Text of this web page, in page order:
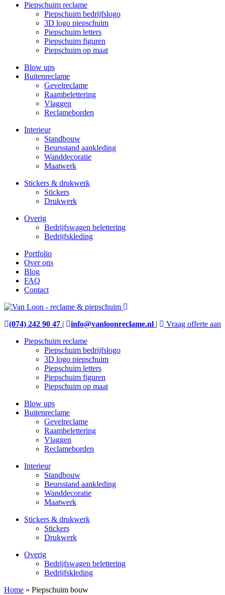
Piepschuim reclame
Piepschuim bedrijfslogo
3D logo piepschuim
Piepschuim letters
Piepschuim figuren
Piepschuim op maat
Blow ups
Buitenreclame
Gevelreclame
Raambelettering
Vlaggen
Reclameborden
Interieur
Standbouw
Beursstand aankleding
Wanddecoratie
Maatwerk
Stickers & drukwerk
Stickers
Drukwerk
Overig
Bedrijfswagen belettering
Bedrijfskleding
Portfolio
Over ons
Blog
FAQ
Contact
(074) 242 90 47 info@vanloonreclame.nl
Vraag offerte aan
Piepschuim reclame
Piepschuim bedrijfslogo
3D logo piepschuim
Piepschuim letters
Piepschuim figuren
Piepschuim op maat
Blow ups
Buitenreclame
Gevelreclame
Raambelettering
Vlaggen
Reclameborden
Interieur
Standbouw
Beursstand aankleding
Wanddecoratie
Maatwerk
Stickers & drukwerk
Stickers
Drukwerk
Overig
Bedrijfswagen belettering
Bedrijfskleding
Home » Piepschuim bouw